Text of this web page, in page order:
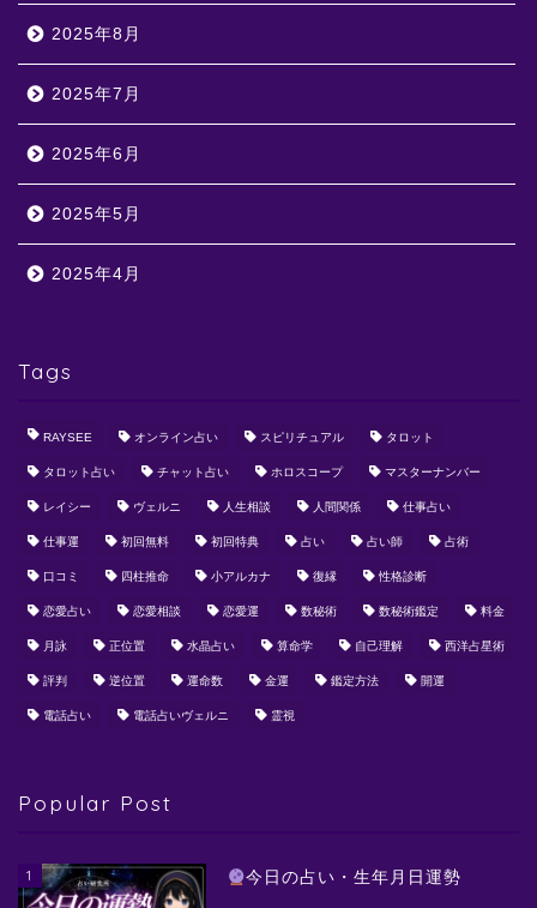
2025年8月
2025年7月
2025年6月
2025年5月
2025年4月
Tags
RAYSEE オンライン占い スピリチュアル タロット
タロット占い チャット占い ホロスコープ マスターナンバー
レイシー ヴェルニ 人生相談 人間関係 仕事占い
仕事運 初回無料 初回特典 占い 占い師 占術
口コミ 四柱推命 小アルカナ 復縁 性格診断
恋愛占い 恋愛相談 恋愛運 数秘術 数秘術鑑定 料金
月詠 正位置 水晶占い 算命学 自己理解 西洋占星術
評判 逆位置 運命数 金運 鑑定方法 開運
電話占い 電話占いヴェルニ 霊視
Popular Post
1 今日の占い・生年月日運勢